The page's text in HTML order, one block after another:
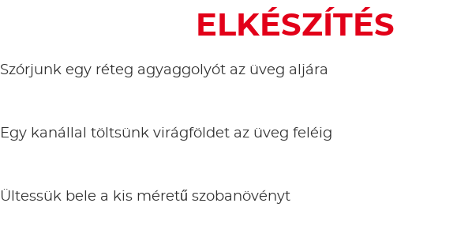
ELKÉSZÍTÉS
Szórjunk egy réteg agyaggolyót az üveg aljára
Egy kanállal töltsünk virágföldet az üveg feléig
Ültessük bele a kis méretű szobanövényt